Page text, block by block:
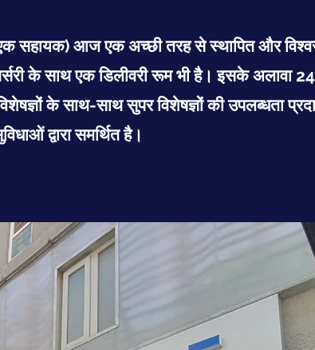
सहायक) आज एक अच्छी तरह से स्थापित और
के साथ एक डिलीवरी रूम भी है। इसके अलावा
के साथ-साथ सुपर विशेषज्ञों की उपलब्धता
द्वारा समर्थित है।